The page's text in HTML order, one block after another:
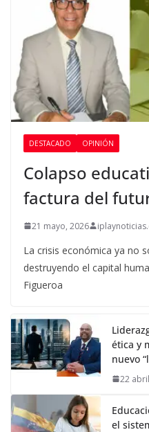
DESTACADO OPINIÓN
Colapso
factura del
21 mayo, 2026
La crisis económica ya no
destruyendo el capital
Figueroa
ética y
nuevo
22
el